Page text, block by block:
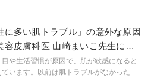
に多い肌トラブル」の意外な原因
容皮膚科医 山崎まいこ先生に学
や生活習慣が原因で、肌が敏感になると
います。以前は肌トラブルがなかったの